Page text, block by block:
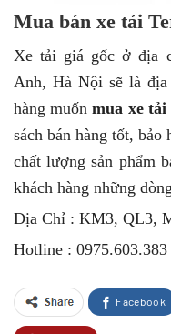
Mua bán xe tải
Xe tải giá gốc ở địa
Anh, Hà Nội sẽ là
hàng muốnmua xe tải
sách bán hàng tốt,
chất lượng sản phẩm
khách hàng những
Địa Chỉ : KM3, QL3,
Hotline : 0975.603.383
Facebook